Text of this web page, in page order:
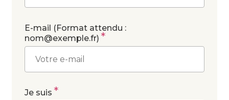
E-mail (Format attendu :
nom@exemple.fr) *
Je suis *